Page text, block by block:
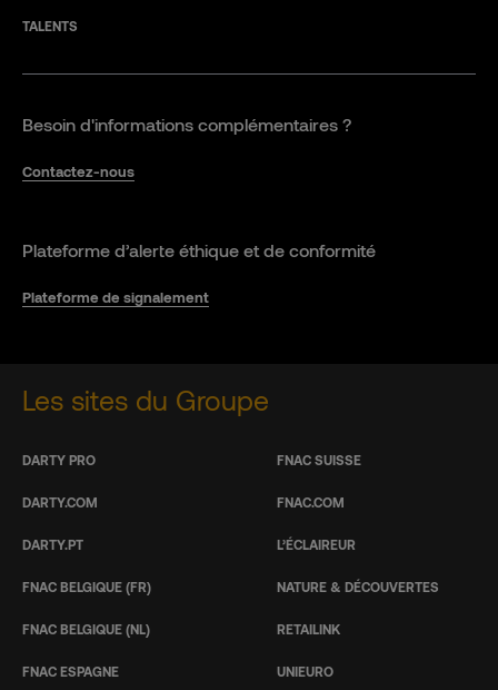
TALENTS
Besoin d'informations complémentaires ?
Contactez-nous
Plateforme d’alerte éthique et de conformité
Plateforme de signalement
Les sites du Groupe
DARTY PRO
DARTY.COM
DARTY.PT
FNAC BELGIQUE (FR)
FNAC BELGIQUE (NL)
FNAC ESPAGNE
FNAC SUISSE
FNAC.COM
L’ÉCLAIREUR
NATURE & DÉCOUVERTES
RETAILINK
UNIEURO